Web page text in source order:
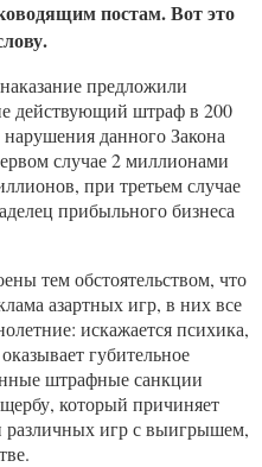
постам. Вот это
предложили
штраф в 200
данного Закона
случае 2 миллионами
при третьем случае
прибыльного бизнеса
тем обстоятельством, что
азартных игр, в них все
искажается психика,
губительное
штрафные санкции
который причиняет
различных игр с выигрышем,